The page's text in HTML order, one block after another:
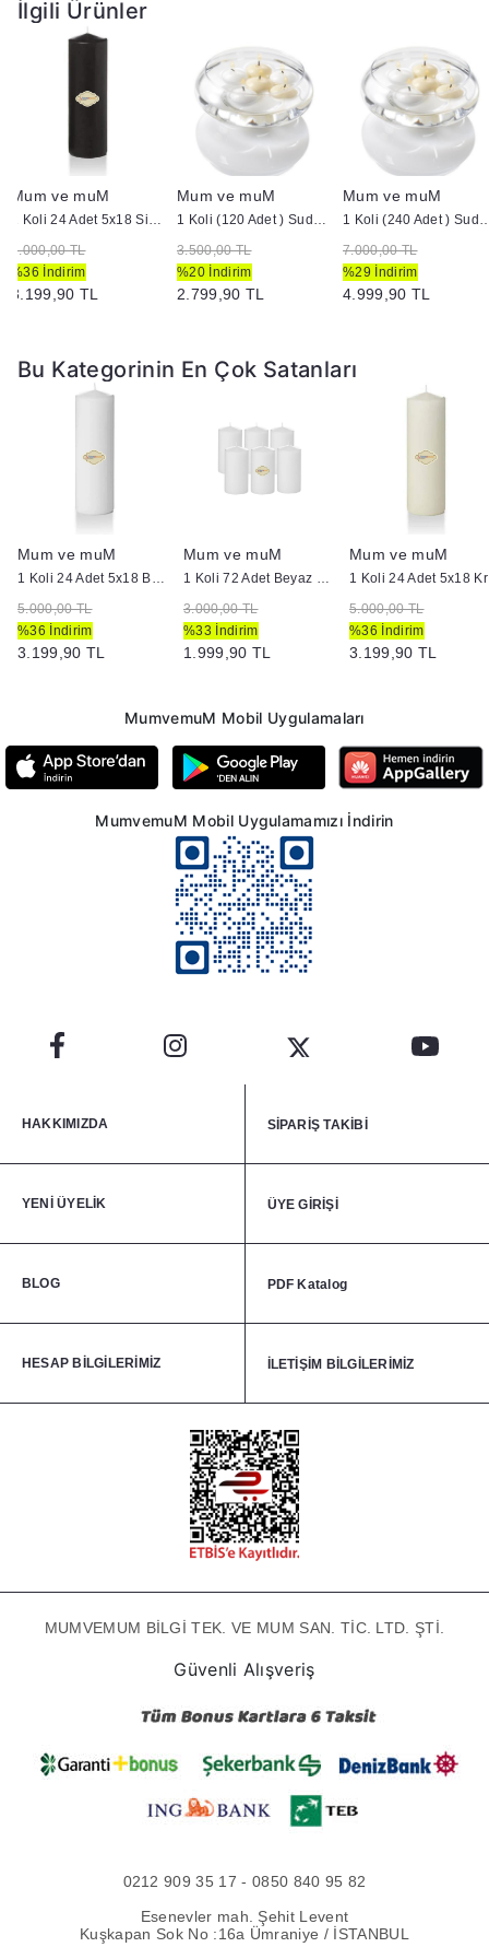
İlgili Ürünler
Mum ve muM
1 Koli 24 Adet 5x18 Siyah Silindir Kütük Mum
5.000,00 TL
%36 İndirim
3.199,90 TL
Mum ve muM
1 Koli (120 Adet ) Suda Yüzen Mum
3.500,00 TL
%20 İndirim
2.799,90 TL
Mum ve muM
1 Koli (240 Adet )
7.000,00 TL
%29 İndirim
4.999,90 TL
Bu Kategorinin En Çok Satanları
Mum ve muM
1 Koli 24 Adet 5x18 Beyaz Silindir Kütük Mum
5.000,00 TL
%36 İndirim
3.199,90 TL
Mum ve muM
1 Koli 72 Adet Beyaz Bar Mum
3.000,00 TL
%33 İndirim
1.999,90 TL
Mum ve muM
5.000,00 TL
%36 İndirim
3.199,90 TL
MumvemuM Mobil Uygulamaları
MumvemuM Mobil Uygulamamızı İndirin
HAKKIMIZDA SİPARİŞ TAKİBİ
YENİ ÜYELİK ÜYE GİRİŞİ
BLOG PDF Katalog
HESAP BİLGİLERİMİZ İLETİŞİM BİLGİLERİMİZ
MUMVEMUM BİLGİ TEK. VE MUM SAN. TİC. LTD. ŞTİ.
Güvenli Alışveriş
0212 909 35 17 - 0850 840 95 82
Esenevler mah. Şehit Levent
Kuşkapan Sok No :16a Ümraniye / İSTANBUL